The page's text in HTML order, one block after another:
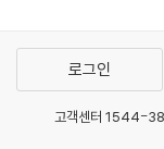
로그인
고객센터 1544-